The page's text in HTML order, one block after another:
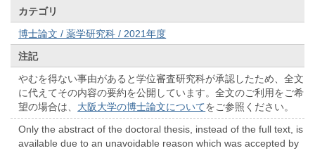
カテゴリ
博士論文 / 薬学研究科 / 2021年度
注記
やむを得ない事由があると学位審査研究科が承認したため、全文
に代えてその内容の要約を公開しています。全文のご利用をご希
望の場合は、 大阪大学の博士論文についてをご参照ください。
Only the abstract of the doctoral thesis, instead of the full text, is
available due to an unavoidable reason which was accepted by